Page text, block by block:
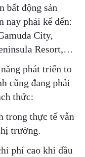
bất động sản
nay phải kể đến:
City,
Resort,…
phát triển to
cũng đang phải
thức:
trong thực tế vẫn
trường.
phí cao khi đầu